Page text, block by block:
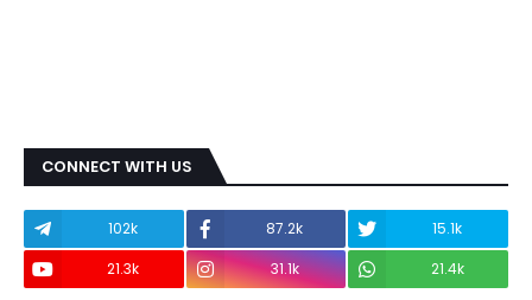
CONNECT WITH US
102k 87.2k
15.1k
21.3k
31.1k 21.4k